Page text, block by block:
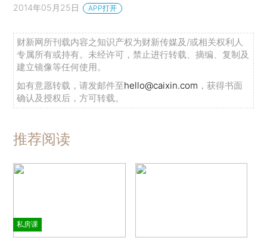
2014年05月25日 APP打开
财新网所刊载内容之知识产权为财新传媒及/或相关权利人
专属所有或持有。未经许可，禁止进行转载、摘编、复制及
建立镜像等任何使用。
如有意愿转载，请发邮件至hello@caixin.com ，获得书面
确认及授权后，方可转载。
推荐阅读
私房课